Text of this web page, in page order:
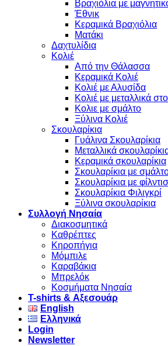
Βραχιόλια με
Έθνικ
Κεραμικά Βραχιόλια
Ματάκι
Δαχτυλίδια
Κολιέ
Από την Θάλασσα
Κεραμικά Κολιέ
Κολιέ με Αλυσίδα
Κολιέ με μεταλλικά
Κολιε με σμάλτο
Ξύλινα Κολιέ
Σκουλαρίκια
Γυάλινα Σκουλαρίκια
Μεταλλικά
Κεραμικά σκουλαρίκια
Σκουλαρίκια με
Σκουλαρίκια με
Σκουλαρίκια Φιλιγκρί
Ξύλινα σκουλαρίκια
Συλλογή Νησαία
Διακοσμητικά
Καθρέπτες
Κηροπήγια
Μόμπιλε
Καραβάκια
Μπρελόκ
Κοσμήματα Νησαία
Τ-shirts & Αξεσουάρ
English
Ελληνικά
Login
Newsletter